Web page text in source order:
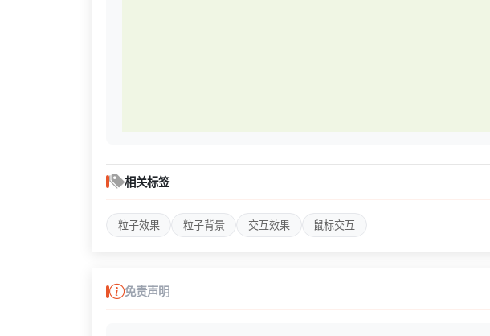
相关标签
粒子效果 粒子背景 交互效果 鼠标交互
免责声明